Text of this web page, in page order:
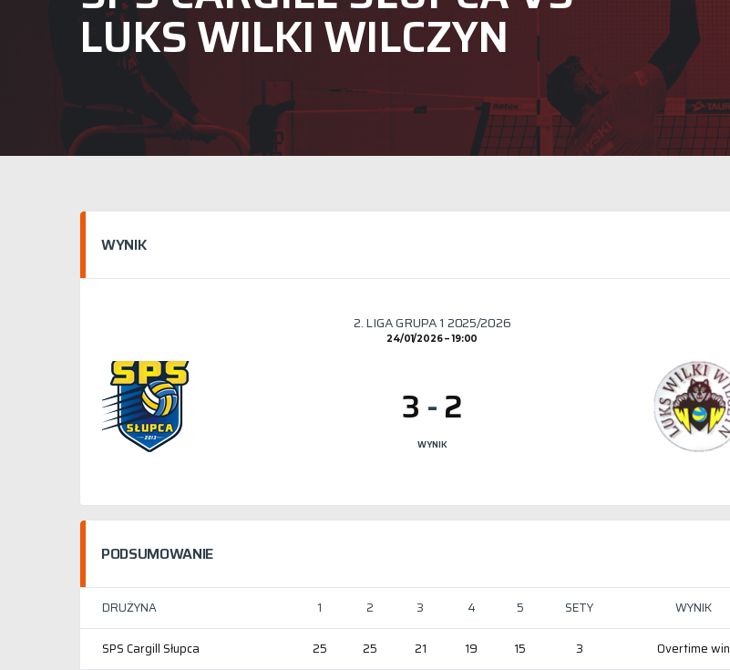
LUKS WILKI WILCZYN
WYNIK
2. LIGA GRUPA 1 2025/2026
24/01/2026 19:00
3 -2
WYNIK
PODSUMOWANIE
DRUŻYNA 1 2 3 4 5 SETY WYNIK
SPS Cargill Słupca 25 25 21 19 15 3 Overtime win